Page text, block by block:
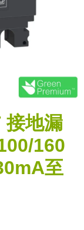
地漏
160
至